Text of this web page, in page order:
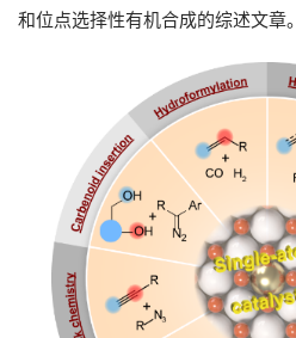
和位点选择性有机合成的综述文章。